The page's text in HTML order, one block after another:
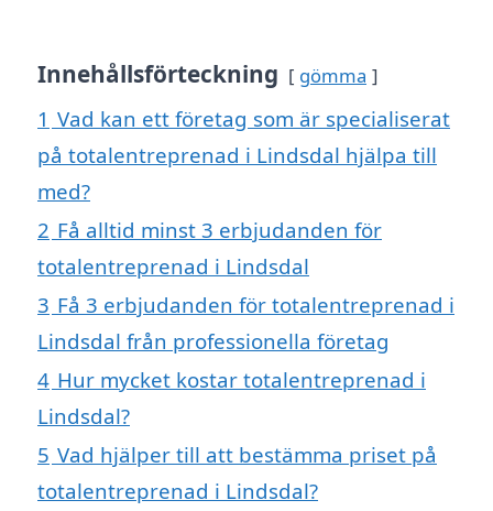
Innehållsförteckning gömma
1 Vad kan ett företag som är specialiserat
på totalentreprenad i Lindsdal hjälpa till
med?
2 Få alltid minst 3 erbjudanden för
totalentreprenad i Lindsdal
3 Få 3 erbjudanden för totalentreprenad i
Lindsdal från professionella företag
4 Hur mycket kostar totalentreprenad i
Lindsdal?
5 Vad hjälper till att bestämma priset på
totalentreprenad i Lindsdal?